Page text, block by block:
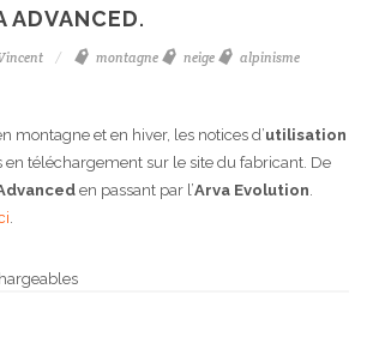
ADVANCED.
montagne neige alpinisme
montagne et en hiver, les notices d’utilisation
en téléchargement sur le site du fabricant. De
en passant par l’Arva Evolution.
.